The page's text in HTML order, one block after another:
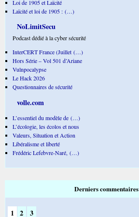
Loi de 1905 et Laïcité
Laïcité et loi de 1905 : (…)
NoLimitSecu
Podcast dédié à la cyber sécurité
InterCERT France (Juillet (…)
Hors Série – Vol 501 d’Ariane
Vulnpocalypse
Le Hack 2026
Questionnaires de sécurité
volle.com
L’essentiel du modèle de (…)
L’écologie, les écolos et nous
Valeurs, Situation et Action
Libéralisme et liberté
Frédéric Lefebvre-Naré, (…)
Derniers commentaires
1 2 3